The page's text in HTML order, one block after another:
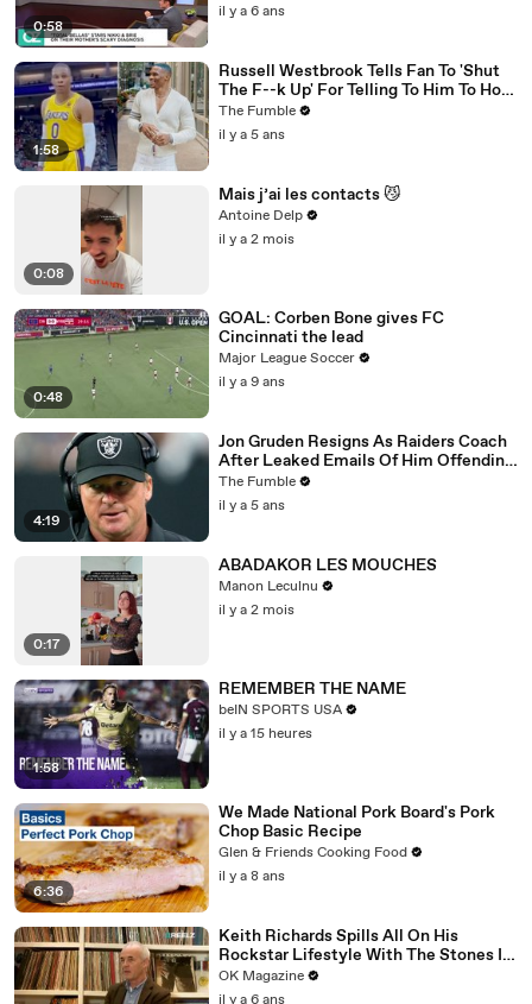
0:58
il y a 6 ans
1:58
Russell Westbrook Tells Fan To 'Shut
The F--k Up' For Telling To Him To How
To Play Better
The Fumble
il y a 5 ans
0:08
Mais j’ai les contacts 😼
Antoine Delp
il y a 2 mois
0:48
GOAL: Corben Bone gives FC
Cincinnati the lead
Major League Soccer
il y a 9 ans
4:19
Jon Gruden Resigns As Raiders Coach
After Leaked Emails Of Him Offending
Women, Gays, & Minorites
The Fumble
il y a 5 ans
0:17
ABADAKOR LES MOUCHES
Manon Leculnu
il y a 2 mois
1:58
REMEMBER THE NAME
beIN SPORTS USA
il y a 15 heures
6:36
We Made National Pork Board's Pork
Chop Basic Recipe
Glen & Friends Cooking Food
il y a 8 ans
Keith Richards Spills All On His
Rockstar Lifestyle With The Stones In
New REELZ Doc: Watch
OK Magazine